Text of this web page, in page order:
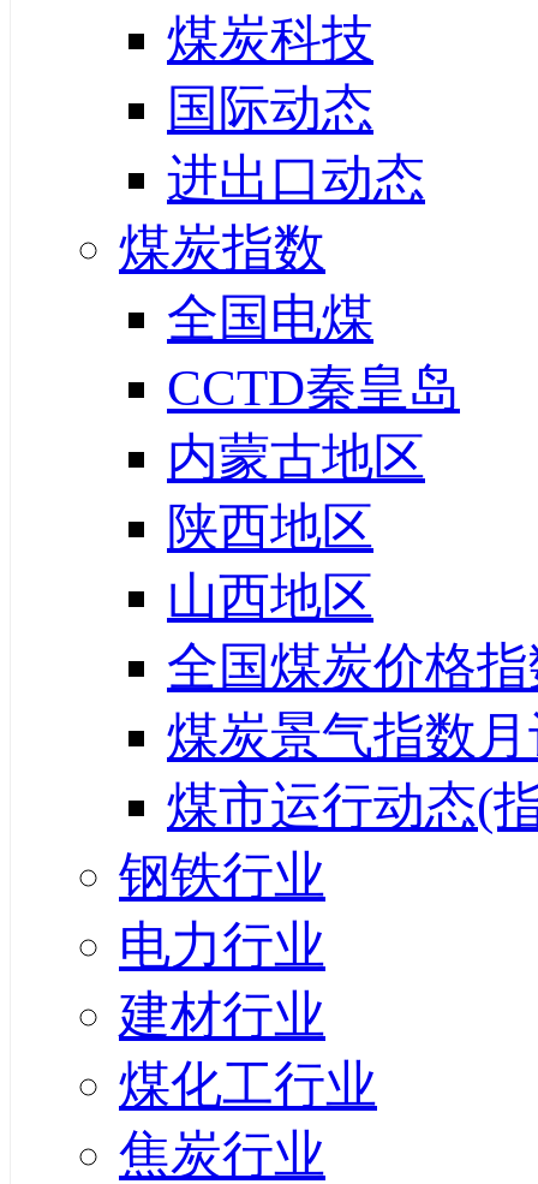
煤炭科技
国际动态
进出口动态
煤炭指数
全国电煤
CCTD秦皇岛
内蒙古地区
陕西地区
山西地区
全国煤炭价格
煤炭景气指数
煤市运行动态(
钢铁行业
电力行业
建材行业
煤化工行业
焦炭行业